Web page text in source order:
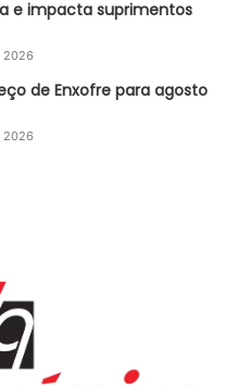
duas vezes oficialmente
a melhor opção para a
e impacta suprimentos
2026
de Enxofre para agosto
2026